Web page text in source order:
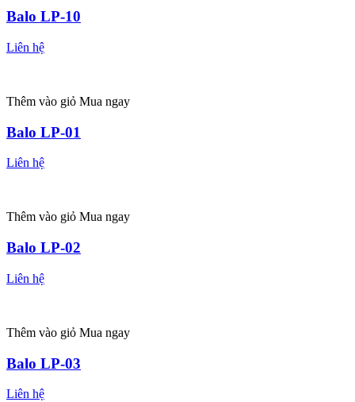
Balo LP-10
Liên hệ
Thêm vào giỏ Mua ngay
Balo LP-01
Liên hệ
Thêm vào giỏ Mua ngay
Balo LP-02
Liên hệ
Thêm vào giỏ Mua ngay
Balo LP-03
Liên hệ